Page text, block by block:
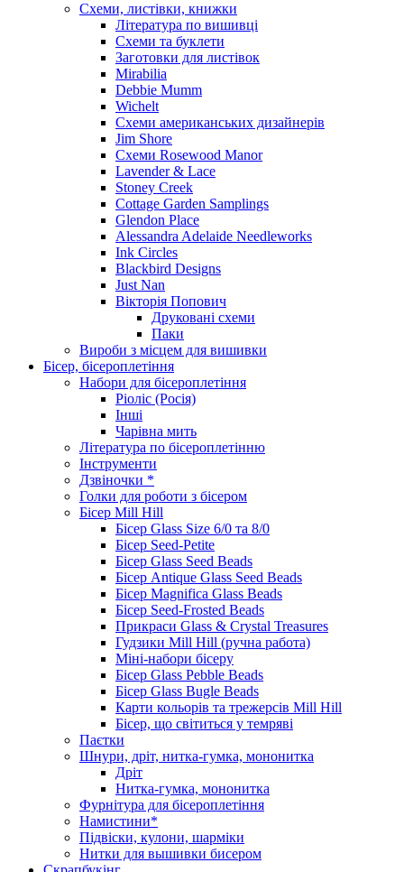
Схеми, листівки, книжки
Література по вишивці
Схеми та буклети
Заготовки для листівок
Mirabilia
Debbie Mumm
Wichelt
Схеми американських дизайнерів
Jim Shore
Cхеми Rosewood Manor
Lavender & Lace
Stoney Creek
Cottage Garden Samplings
Glendon Place
Alessandra Adelaide Needleworks
Ink Circles
Blackbird Designs
Just Nan
Вікторія Попович
Друковані схеми
Паки
Вироби з місцем для вишивки
Бісер, бісероплетіння
Набори для бісероплетіння
Ріоліс (Росія)
Інші
Чарівна мить
Література по бісероплетінню
Інструменти
Дзвіночки *
Голки для роботи з бісером
Бісер Mill Hill
Бісер Glass Size 6/0 та 8/0
Бісер Seed-Petite
Бісер Glass Seed Beads
Бісер Antique Glass Seed Beads
Бісер Magnifica Glass Beads
Бісер Seed-Frosted Beads
Прикраси Glass & Crystal Treasures
Гудзики Mill Hill (ручна работа)
Міні-набори бісеру
Бісер Glass Pebble Beads
Бісер Glass Bugle Beads
Карти кольорів та трежерсів Mill Hill
Бісер, що світиться у темряві
Паєтки
Шнури, дріт, нитка-гумка, мононитка
Дріт
Нитка-гумка, мононитка
Фурнітура для бісероплетіння
Намистини*
Підвіски, кулони, шарміки
Нитки для вышивки бисером